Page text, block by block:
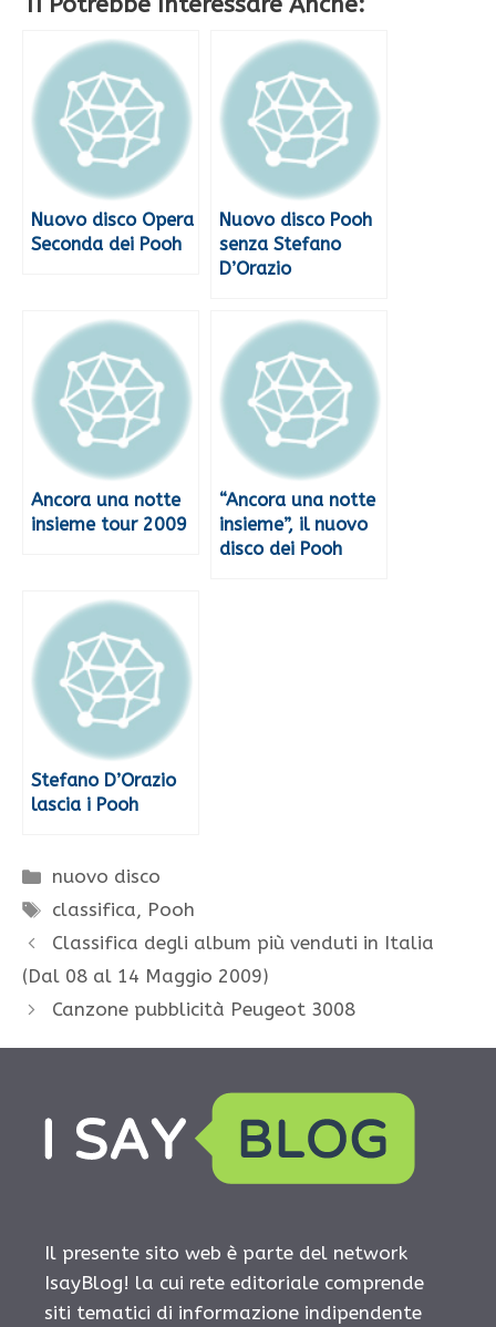
Nuovo disco Opera
Seconda dei Pooh
Nuovo disco Pooh
senza Stefano
D’Orazio
Ancora una notte
insieme tour 2009
“Ancora una notte
insieme”, il nuovo
disco dei Pooh
Stefano D’Orazio
lascia i Pooh
Categorie
nuovo disco
Tag
classifica, Pooh
Classifica degli album più venduti in Italia
(Dal 08 al 14 Maggio 2009)
Canzone pubblicità Peugeot 3008
Il presente sito web è parte del network
IsayBlog! la cui rete editoriale comprende
siti tematici di informazione indipendente